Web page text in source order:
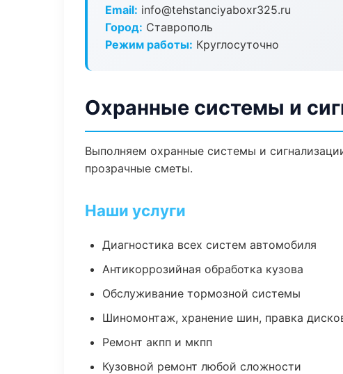
Email: info@tehstanciyaboxr325.ru
Город: Ставрополь
Режим работы: Круглосуточно
Охранные системы и
Выполняем охранные системы и
прозрачные сметы.
Наши услуги
Диагностика всех систем автомобиля
Антикоррозийная обработка кузова
Обслуживание тормозной системы
Шиномонтаж, хранение шин, правка
Ремонт акпп и мкпп
Кузовной ремонт любой сложности